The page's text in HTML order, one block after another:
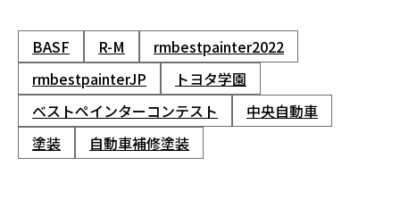
BASF R-M
rmbestpainter2022
rmbestpainterJP
トヨタ学園
ベストペインターコンテスト
中央自動車
塗装
自動車補修塗装